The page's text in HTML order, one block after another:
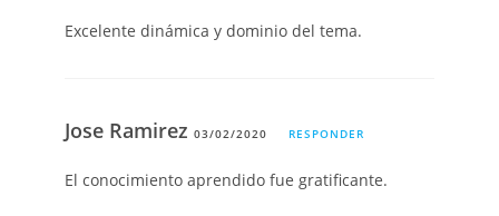
Excelente dinámica y dominio del tema.
Jose Ramirez03/02/2020 RESPONDER
El conocimiento aprendido fue gratificante.